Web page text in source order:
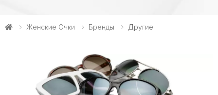
Женские Очки Бренды Другие